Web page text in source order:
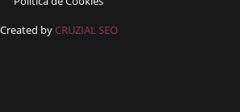
Created by CRUZIAL SEO